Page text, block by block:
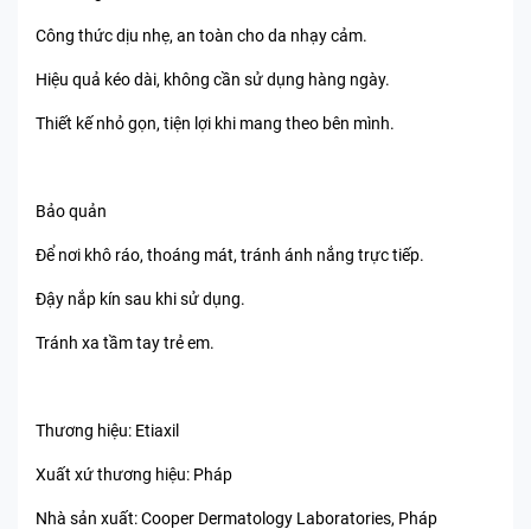
Công thức dịu nhẹ, an toàn cho da nhạy cảm.
Hiệu quả kéo dài, không cần sử dụng hàng ngày.
Thiết kế nhỏ gọn, tiện lợi khi mang theo bên mình.
Bảo quản
Để nơi khô ráo, thoáng mát, tránh ánh nắng trực tiếp.
Đậy nắp kín sau khi sử dụng.
Tránh xa tầm tay trẻ em.
Thương hiệu: Etiaxil
Xuất xứ thương hiệu: Pháp
Nhà sản xuất: Cooper Dermatology Laboratories, Pháp